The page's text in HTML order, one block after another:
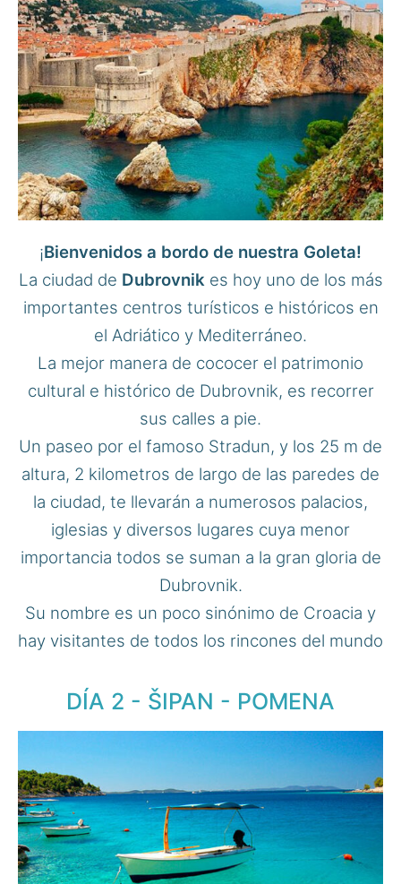
¡Bienvenidos a bordo de nuestra Goleta!
La ciudad de Dubrovnik es hoy uno de los más
importantes centros turísticos e históricos en
el Adriático y Mediterráneo.
La mejor manera de cococer el patrimonio
cultural e histórico de Dubrovnik, es recorrer
sus calles a pie.
Un paseo por el famoso Stradun, y los 25 m de
altura, 2 kilometros de largo de las paredes de
la ciudad, te llevarán a numerosos palacios,
iglesias y diversos lugares cuya menor
importancia todos se suman a la gran gloria de
Dubrovnik.
Su nombre es un poco sinónimo de Croacia y
hay visitantes de todos los rincones del mundo
DÍA 2 - ŠIPAN - POMENA